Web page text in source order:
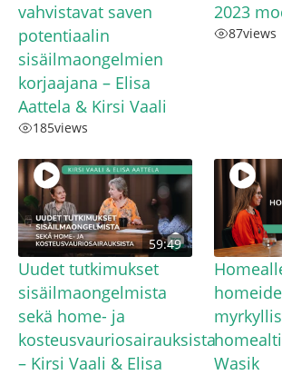
vahvistavat saven
potentiaalin
sisäilmaongelmien
korjaajana – Elisa
Aattela & Kirsi Vaali
185views
2023
87views
59:49
Uudet tutkimukset
sisäilmaongelmista
sekä home- ja
kosteusvauriosairauksista
– Kirsi Vaali & Elisa
Wasik